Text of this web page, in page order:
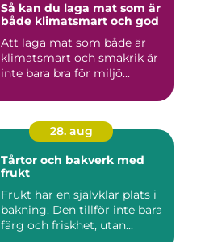
Så kan du laga mat som är
både klimatsmart och god
Att laga mat som både är
klimatsmart och smakrik är
inte bara bra för miljö...
28. aug
Tårtor och bakverk med
frukt
Frukt har en självklar plats i
bakning. Den tillför inte bara
färg och friskhet, utan...